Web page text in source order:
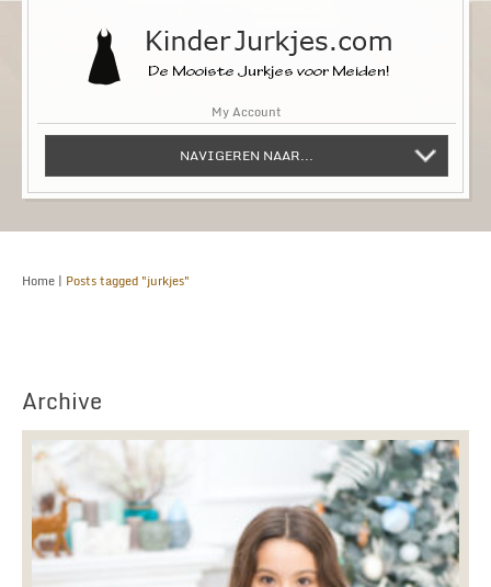
My Account
NAVIGEREN NAAR...
Home | Posts tagged "jurkjes"
Archive